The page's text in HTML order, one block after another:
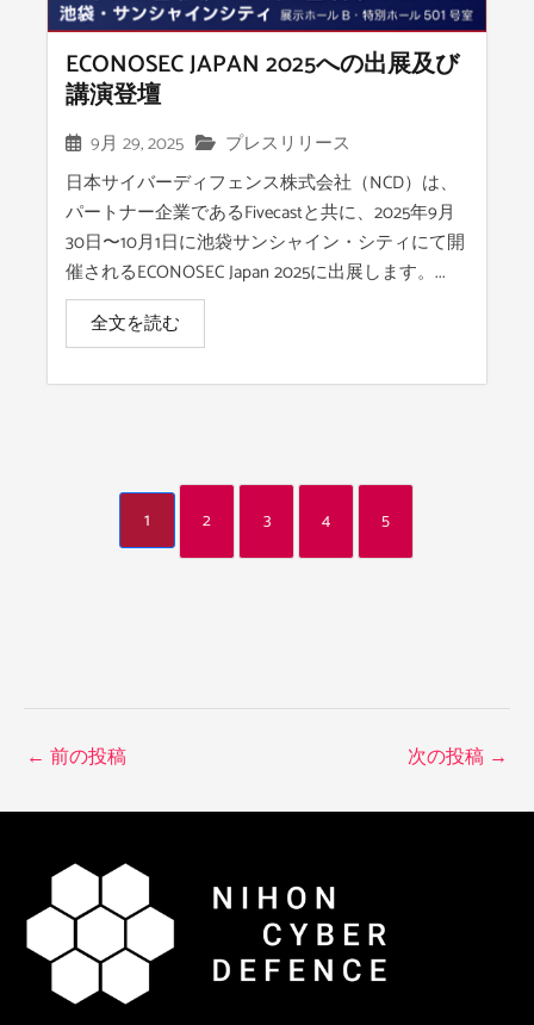
ECONOSEC JAPAN 2025への出展及び
講演登壇
9月 29, 2025
プレスリリース
日本サイバーディフェンス株式会社（NCD）は、
パートナー企業であるFivecastと共に、2025年9月
30日〜10月1日に池袋サンシャイン・シティにて開
催されるECONOSEC Japan 2025に出展します。...
全文を読む
1 2 3 4 5
← 前の投稿 次の投稿 →